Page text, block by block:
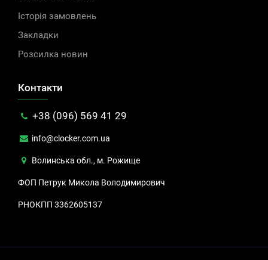
Історія замовлень
Закладки
Розсилка новин
Контакти
+38 (096) 569 41 29
info@clocker.com.ua
Волинська обл., м. Рожище
ФОП Петрук Микола Володимирович
РНОКПП 3362605137